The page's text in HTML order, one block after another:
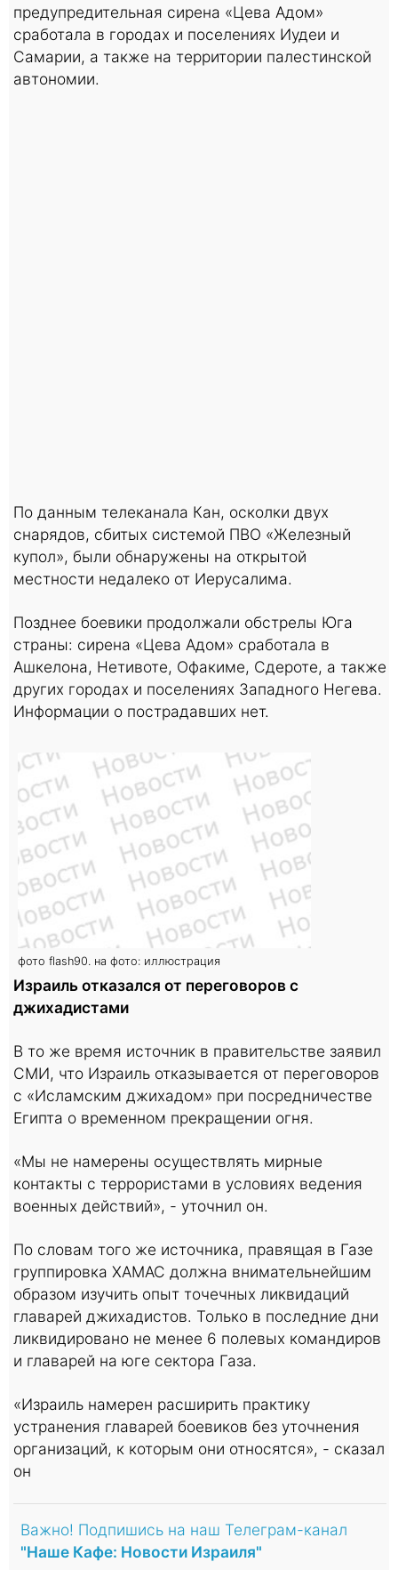
предупредительная сирена «Цева Адом»
сработала в городах и поселениях Иудеи и
Самарии, а также на территории палестинской
автономии.
По данным телеканала Кан, осколки двух
снарядов, сбитых системой ПВО «Железный
купол», были обнаружены на открытой
местности недалеко от Иерусалима.
Позднее боевики продолжали обстрелы Юга
страны: сирена «Цева Адом» сработала в
Ашкелона, Нетивоте, Офакиме, Сдероте, а также
других городах и поселениях Западного Негева.
Информации о пострадавших нет.
фото flash90. на фото: иллюстрация
Израиль отказался от переговоров с
джихадистами
В то же время источник в правительстве заявил
СМИ, что Израиль отказывается от переговоров
с «Исламским джихадом» при посредничестве
Египта о временном прекращении огня.
«Мы не намерены осуществлять мирные
контакты с террористами в условиях ведения
военных действий», - уточнил он.
По словам того же источника, правящая в Газе
группировка ХАМАС должна внимательнейшим
образом изучить опыт точечных ликвидаций
главарей джихадистов. Только в последние дни
ликвидировано не менее 6 полевых командиров
и главарей на юге сектора Газа.
«Израиль намерен расширить практику
устранения главарей боевиков без уточнения
организаций, к которым они относятся», - сказал
он
Важно! Подпишись на наш Телеграм-канал
"Наше Кафе: Новости Израиля"